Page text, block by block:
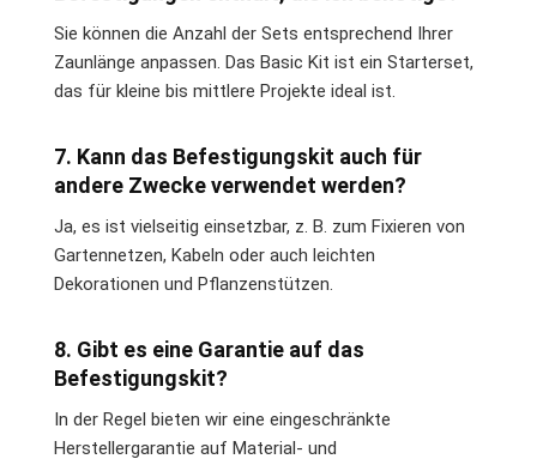
Sie können die Anzahl der Sets entsprechend Ihrer
Zaunlänge anpassen. Das Basic Kit ist ein Starterset,
das für kleine bis mittlere Projekte ideal ist.
7. Kann das Befestigungskit auch für
andere Zwecke verwendet werden?
Ja, es ist vielseitig einsetzbar, z. B. zum Fixieren von
Gartennetzen, Kabeln oder auch leichten
Dekorationen und Pflanzenstützen.
8. Gibt es eine Garantie auf das
Befestigungskit?
In der Regel bieten wir eine eingeschränkte
Herstellergarantie auf Material- und